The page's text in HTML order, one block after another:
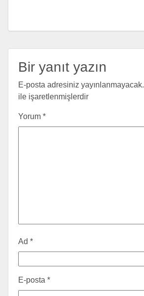
Bir yanıt yazın
E-posta adresiniz yayınlanmayacak.
ile işaretlenmişlerdir
Yorum *
Ad *
E-posta *